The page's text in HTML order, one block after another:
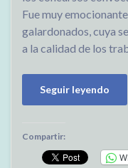
Fue muy
galardonados, cuya
a la calidad de los
Seguir leyendo
Compartir: